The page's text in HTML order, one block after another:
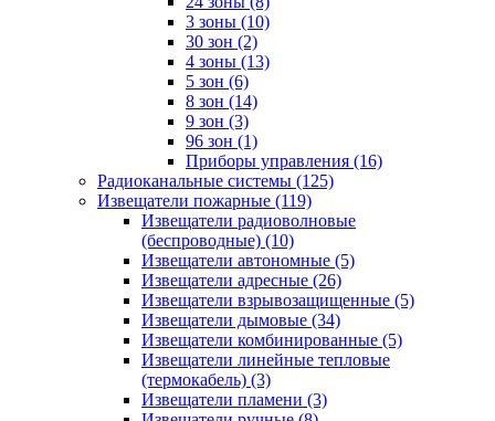
3 зоны (10)
30 зон (2)
4 зоны (13)
5 зон (6)
8 зон (14)
9 зон (3)
96 зон (1)
Приборы управления (16)
Радиоканальные системы (125)
Извещатели пожарные (119)
Извещатели радиоволновые
(беспроводные) (10)
Извещатели автономные (5)
Извещатели адресные (26)
Извещатели взрывозащищенные (5)
Извещатели дымовые (34)
Извещатели комбинированные (5)
Извещатели линейные тепловые
(термокабель) (3)
Извещатели пламени (3)